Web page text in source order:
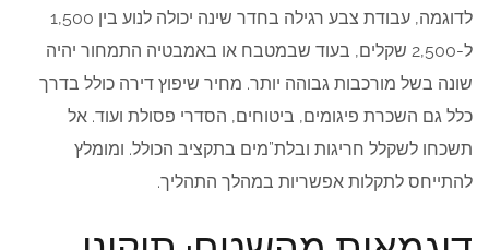
לדוגמה, עבודת צבע רגילה בחדר שינה יכולה לנוע בין 1,500
ל-2,500 שקלים, בעוד שבמטבח או באמבטיה התמחור יהיה
שונה בשל מורכבות גבוהה יותר. מחיר שיפוץ דירה כולל בדרך
כלל גם השכרת פיגומים, ביטוחים, הסדרי פסולת ועוד. אל
תשכחו לשקלל חריגות ובלת”מים בתקציב הכולל. ומומלץ
להתייחס לתקלות אפשריות במהלך התהליך.